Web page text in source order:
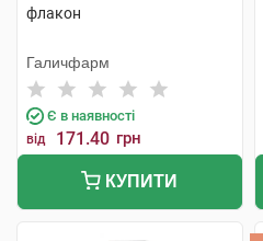
флакон
Галичфарм
Є в наявності
від 171.40 грн
КУПИТИ